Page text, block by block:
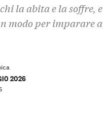
la abita e la soffre, e
modo per imparare a
2026